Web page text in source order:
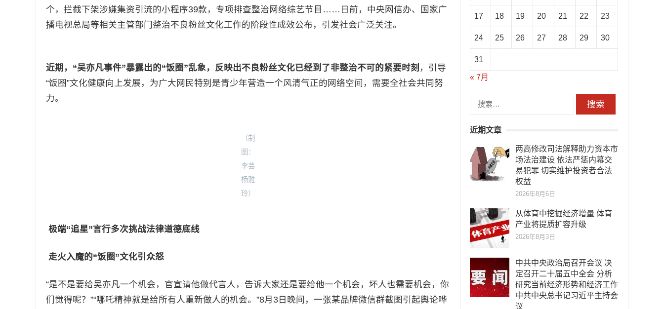
个，拦截下架涉嫌集资引流的小程序39款，专项排查整治网络综艺节目……日前，中央网信办、国家广
播电视总局等相关主管部门整治不良粉丝文化工作的阶段性成效公布，引发社会广泛关注。
近期，“吴亦凡事件”暴露出的“饭圈”乱象，反映出不良粉丝文化已经到了非整治不可的紧要时刻 ，引导
“饭圈”文化健康向上发展，为广大网民特别是青少年营造一个风清气正的网络空间，需要全社会共同努
力。
（制
图：
李芸
杨雅
玲）
极端“追星”言行多次挑战法律道德底线
走火入魔的“饭圈”文化引众怒
“是不是要给吴亦凡一个机会，官宣请他做代言人，告诉大家还是要给他一个机会，坏人也需要机会，你
们觉得呢？”“哪吒精神就是给所有人重新做人的机会。”8月3日晚间，一张某品牌微信群截图引起舆论哗
17 18 19 20 21 22 23
24 25 26 27 28 29 30
31
« 7月
近期文章
两高修改司法解释助力资本市
场法治建设 依法严惩内幕交
易犯罪 切实维护投资者合法
权益
2026年8月6日
从体育中挖掘经济增量 体育
产业将提质扩容升级
2026年8月3日
中共中央政治局召开会议 决
定召开二十届五中全会 分析
研究当前经济形势和经济工作
中共中央总书记习近平主持会
议